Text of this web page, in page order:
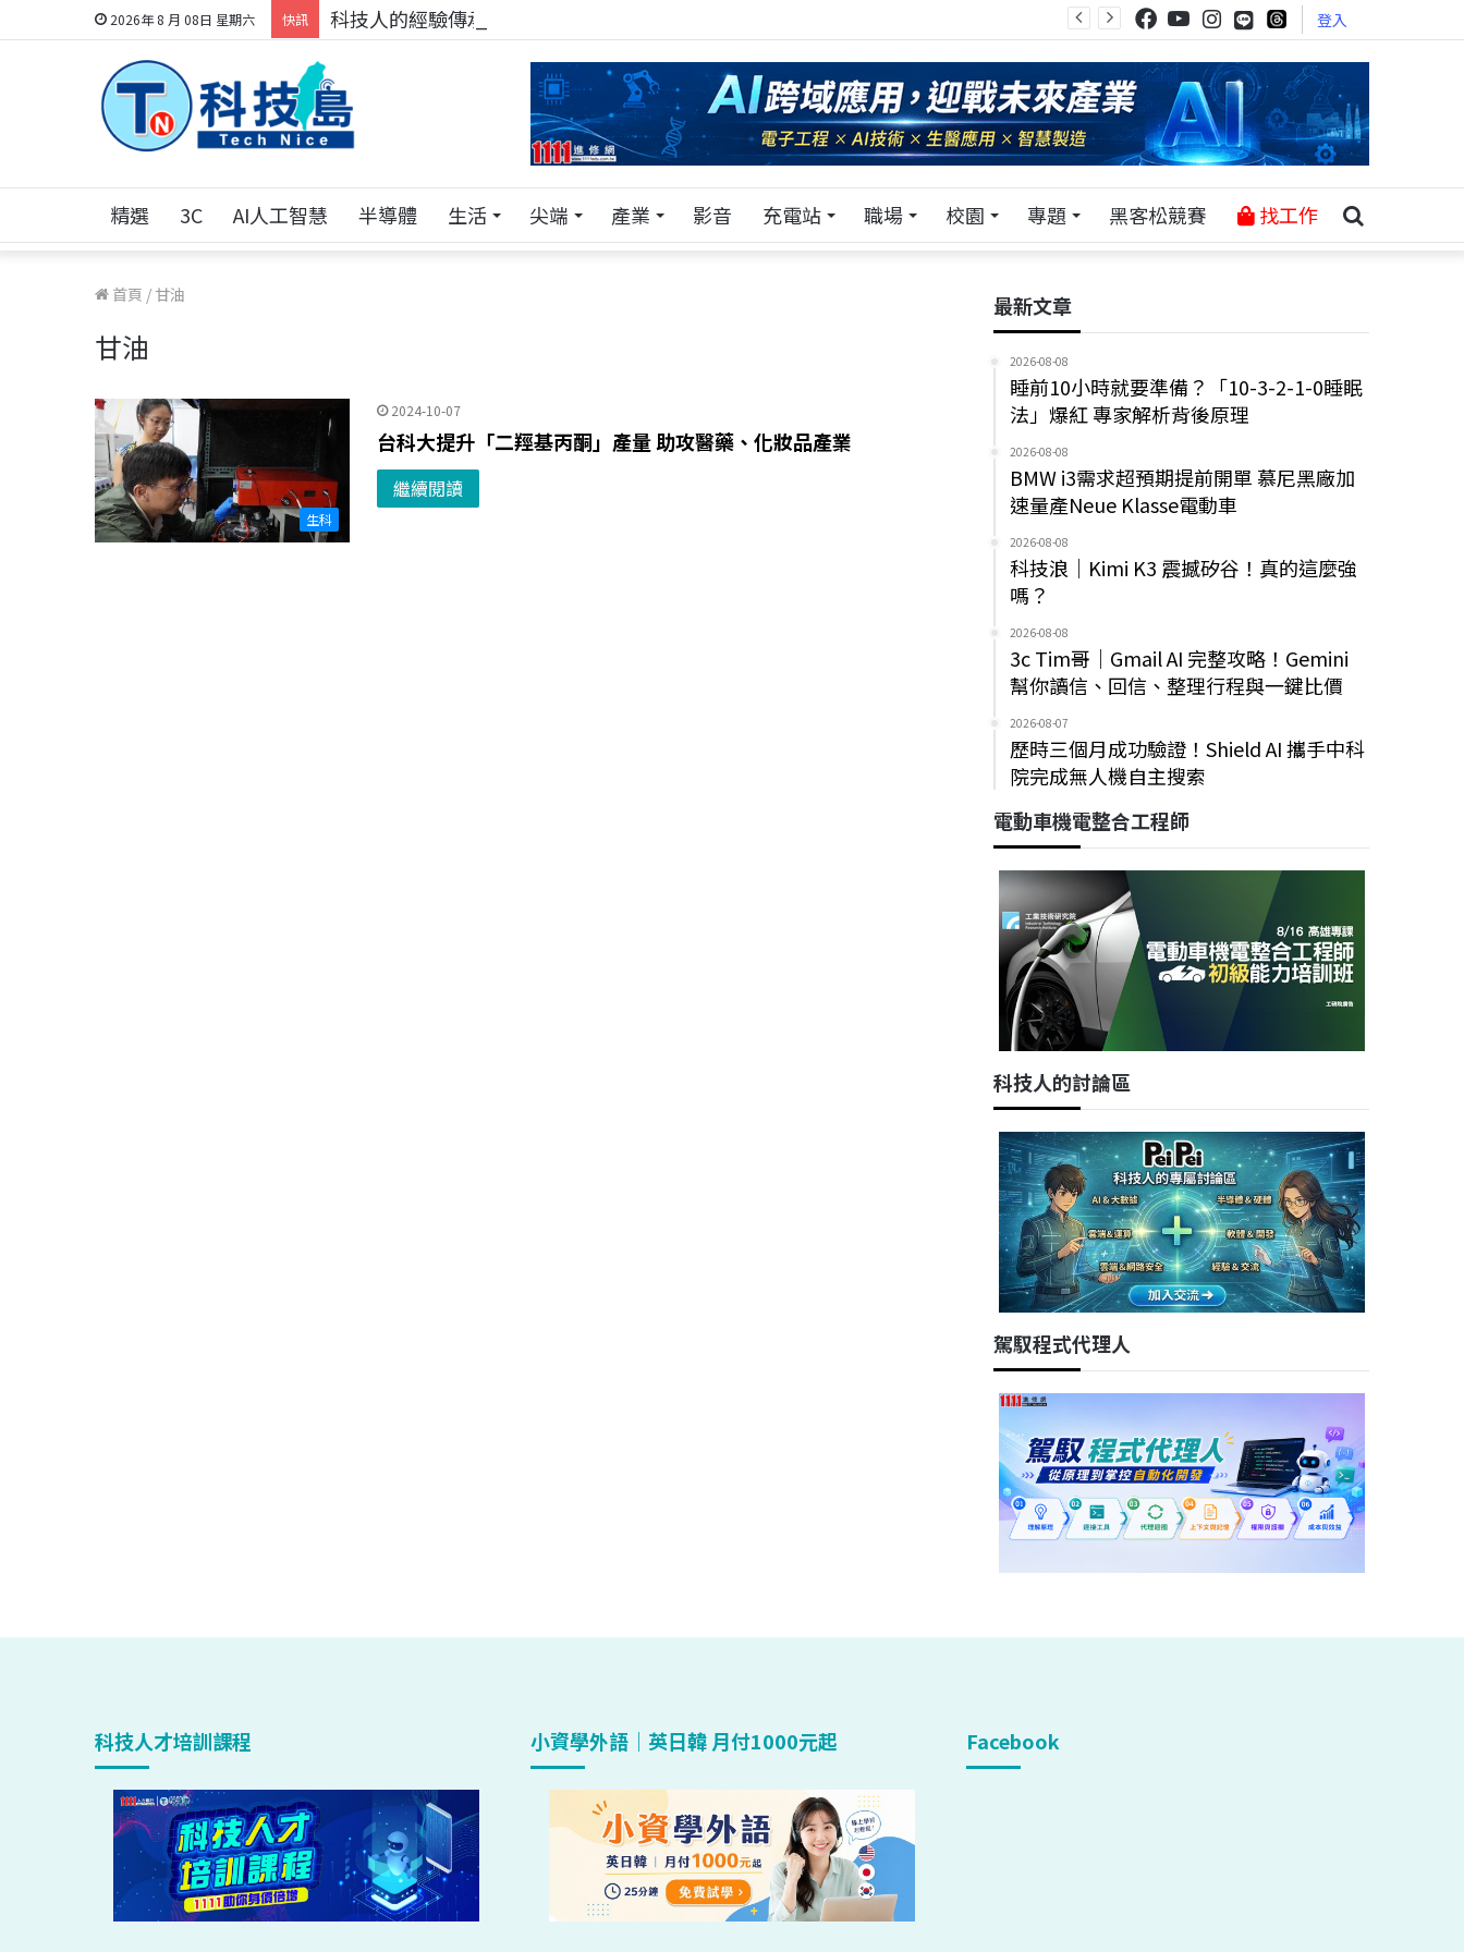
2026年 8 月 08日 星期六 快訊 科技人的經驗傳承地！在 Pei Pei 科技專區，與學弟妹交流最硬核的技術 登入
精選 3C AI人工智慧 半導體 生活 尖端 產業 影音 充電站 職場 校園 專題 黑客松競賽 找工作
首頁 / 甘油
甘油
生科
2024-10-07
台科大提升「二羥基丙酮」產量 助攻醫藥、化妝品產業
繼續閱讀
最新文章
2026-08-08
睡前10小時就要準備？「10-3-2-1-0睡眠
法」爆紅 專家解析背後原理
2026-08-08
BMW i3需求超預期提前開單 慕尼黑廠加
速量產Neue Klasse電動車
2026-08-08
科技浪｜Kimi K3 震撼矽谷！真的這麼強
嗎？
2026-08-08
3c Tim哥｜Gmail AI 完整攻略！Gemini
幫你讀信、回信、整理行程與一鍵比價
2026-08-07
歷時三個月成功驗證！Shield AI 攜手中科
院完成無人機自主搜索
電動車機電整合工程師
科技人的討論區
駕馭程式代理人
科技人才培訓課程 小資學外語｜英日韓 月付1000元起 Facebook